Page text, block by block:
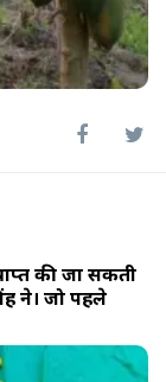
की जा सकती
ने। जो पहले